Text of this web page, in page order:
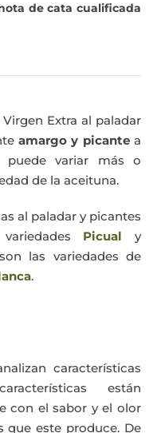
de cata cualificada
Extra al paladar
amargo y picantea
puede variar más o
de la aceituna.
al paladar y picantes
Picual y
las variedades de
.
características
están
con el sabor y el olor
que este produce. De